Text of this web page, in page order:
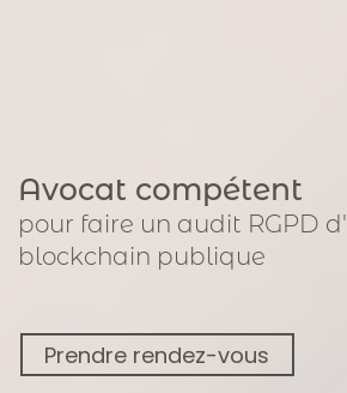
Avocat compétent
pour faire un audit RGPD
blockchain publique
Prendre rendez-vous